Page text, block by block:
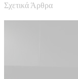
Σχετικά Άρθρα